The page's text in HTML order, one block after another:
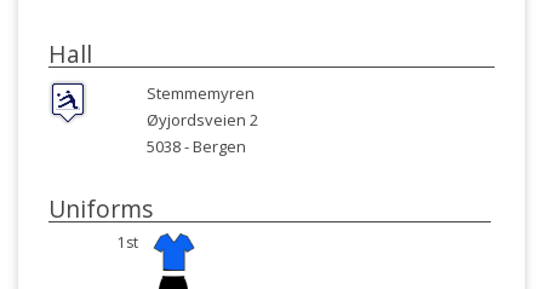
Hall
Stemmemyren
Øyjordsveien 2
5038 -Bergen
Uniforms
1st